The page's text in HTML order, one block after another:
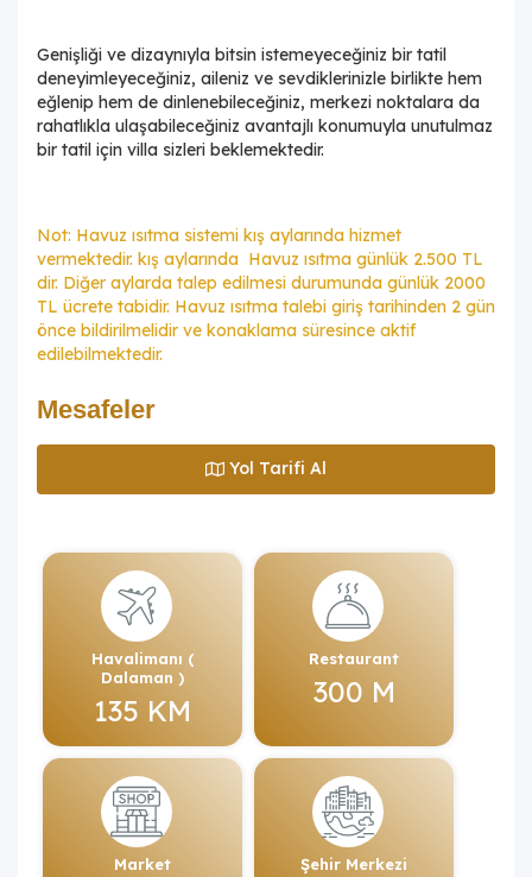
Genişliği ve dizaynıyla bitsin istemeyeceğiniz bir tatil
deneyimleyeceğiniz, aileniz ve sevdiklerinizle birlikte hem
eğlenip hem de dinlenebileceğiniz, merkezi noktalara da
rahatlıkla ulaşabileceğiniz avantajlı konumuyla unutulmaz
bir tatil için villa sizleri beklemektedir.
Not: Havuz ısıtma sistemi kış aylarında hizmet
vermektedir. kış aylarında Havuz ısıtma günlük 2.500 TL
dir. Diğer aylarda talep edilmesi durumunda günlük 2000
TL ücrete tabidir. Havuz ısıtma talebi giriş tarihinden 2 gün
önce bildirilmelidir ve konaklama süresince aktif
edilebilmektedir.
Mesafeler
Yol Tarifi Al
Havalimanı (
Dalaman )
135 KM
Restaurant
300 M
Market Şehir Merkezi